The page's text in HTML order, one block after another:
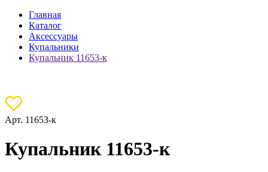
Главная
Каталог
Аксессуары
Купальники
Купальник 11653-к
Арт. 11653-к
Купальник 11653-к